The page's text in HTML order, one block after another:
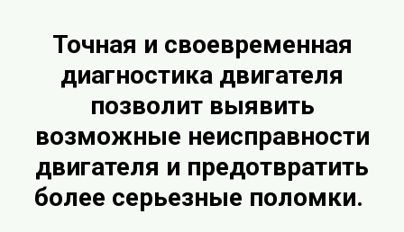
Точная и своевременная
диагностика двигателя
позволит выявить
возможные неисправности
двигателя и предотвратить
более серьезные поломки.